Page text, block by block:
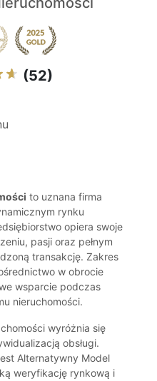
(52)
to uznana firma
rynku
opiera swoje
pasji oraz pełnym
transakcję. Zakres
w obrocie
wsparcie podczas
nieruchomości.
wyróżnia się
obsługi.
Alternatywny Model
weryfikację rynkową i